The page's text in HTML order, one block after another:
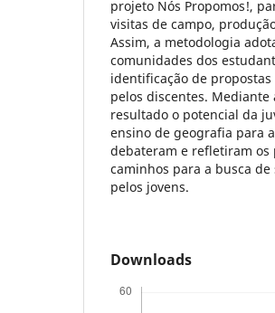
projeto Nós Propomos!,
visitas de campo,
Assim, a metodologia
comunidades dos
identificação de
pelos discentes.
resultado o potencial da
ensino de geografia para
debateram e refletiram
caminhos para a busca
pelos jovens.
Downloads